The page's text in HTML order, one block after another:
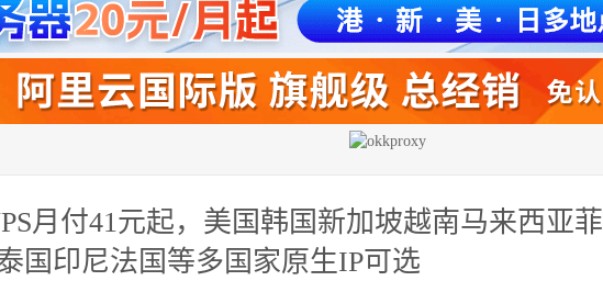
月付41元起，美国韩国新加坡越南马来西亚菲
国印尼法国等多国家原生IP可选